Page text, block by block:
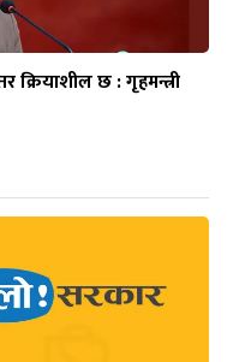
क्रियाशील छ : गृहमन्त्री